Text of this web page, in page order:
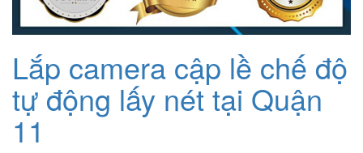
Lắp camera cập lề chế độ
tự động lấy nét tại Quận
11